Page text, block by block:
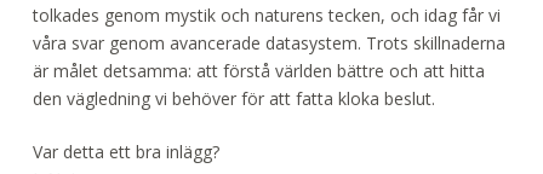
tolkades genom mystik och naturens tecken, och idag får vi
våra svar genom avancerade datasystem. Trots skillnaderna
är målet detsamma: att förstå världen bättre och att hitta
den vägledning vi behöver för att fatta kloka beslut.
Var detta ett bra inlägg?